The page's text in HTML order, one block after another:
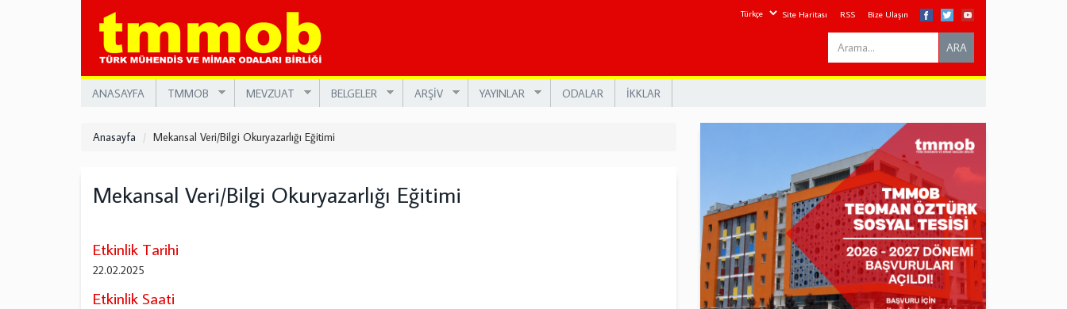
Site Haritası RSS Bize Ulaşın
Search
this
ARA
ANASAYFA TMMOB MEVZUAT BELGELER ARŞİV YAYINLAR ODALAR İKKLAR
Anasayfa Mekansal Veri/Bilgi Okuryazarlığı Eğitimi
Mekansal Veri/Bilgi Okuryazarlığı Eğitimi
Etkinlik Tarihi
22.02.2025
Etkinlik Saati